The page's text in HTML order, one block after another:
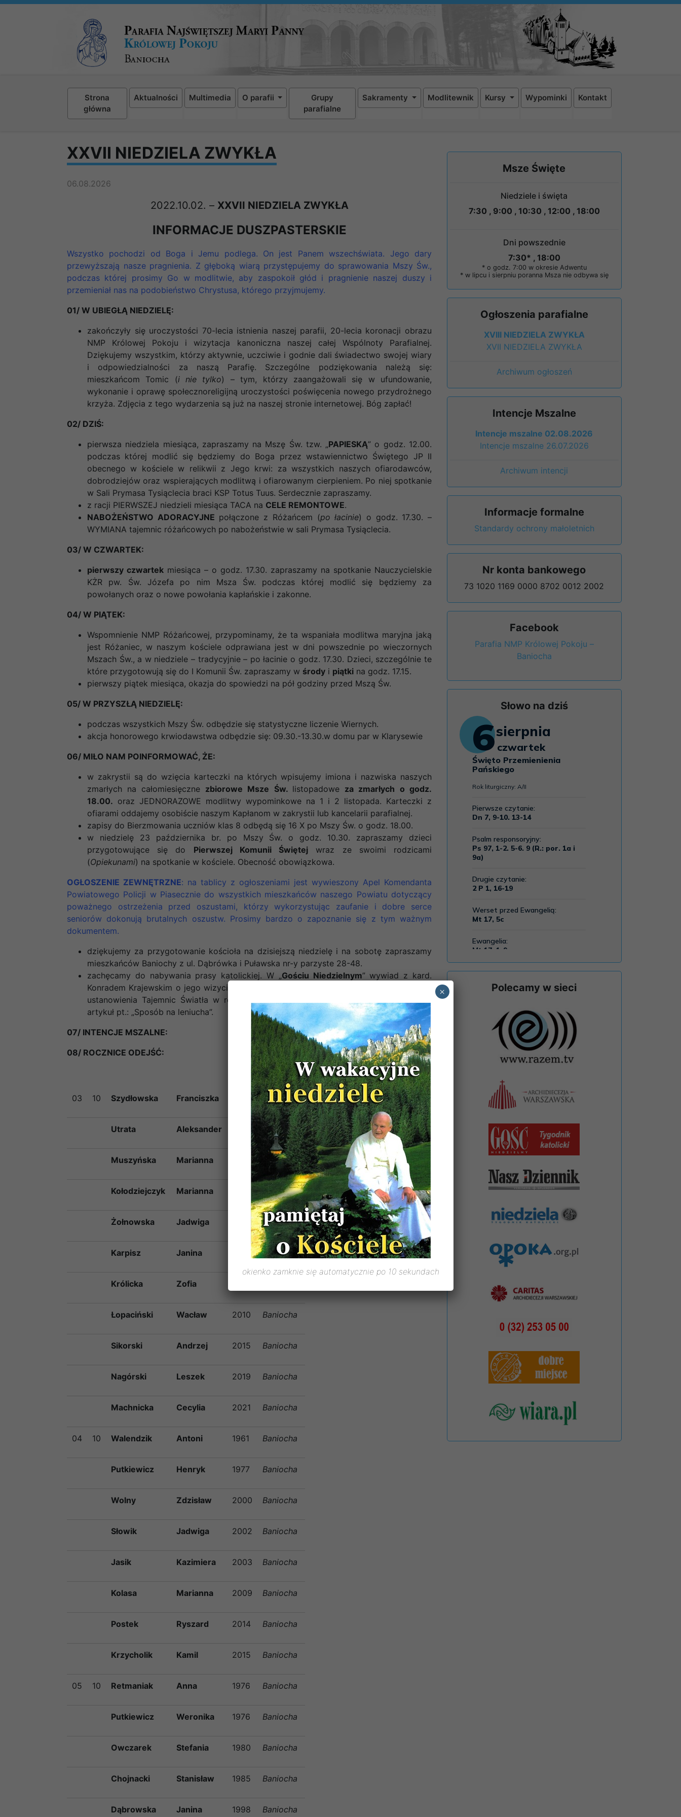
Strona
główna
Aktualności Multimedia O parafii
Grupy
parafialne
Sakramenty Modlitewnik Kursy Wypominki Kontakt
XXVII NIEDZIELA ZWYKŁA
06.08.2026
2022.10.02. – XXVII NIEDZIELA ZWYKŁA
INFORMACJE DUSZPASTERSKIE
Wszystko pochodzi od Boga i Jemu podlega. On jest Panem wszechświata. Jego dary
przewyższają nasze pragnienia. Z głęboką wiarą przystępujemy do sprawowania Mszy Św.,
podczas której prosimy Go w modlitwie, aby zaspokoił głód i pragnienie naszej duszy i
przemieniał nas na podobieństwo Chrystusa, którego przyjmujemy.
01/ W UBIEGŁĄ NIEDZIELĘ:
zakończyły się uroczystości 70-lecia istnienia naszej parafii, 20-lecia koronacji obrazu
NMP Królowej Pokoju i wizytacja kanoniczna naszej całej Wspólnoty Parafialnej.
Dziękujemy wszystkim, którzy aktywnie, uczciwie i godnie dali świadectwo swojej wiary
i odpowiedzialności za naszą Parafię. Szczególne podziękowania należą się:
mieszkańcom Tomic (i nie tylko) – tym, którzy zaangażowali się w ufundowanie,
wykonanie i oprawę społecznoreligijną uroczystości poświęcenia nowego przydrożnego
krzyża. Zdjęcia z tego wydarzenia są już na naszej stronie internetowej. Bóg zapłać!
02/ DZIŚ:
pierwsza niedziela miesiąca, zapraszamy na Mszę Św. tzw. „PAPIESKĄ” o godz. 12.00.
podczas której modlić się będziemy do Boga przez wstawiennictwo Świętego JP II
obecnego w kościele w relikwii z Jego krwi: za wszystkich naszych ofiarodawców,
dobrodziejów oraz wspierających modlitwą i ofiarowanym cierpieniem. Po niej spotkanie
w Sali Prymasa Tysiąclecia braci KSP Totus Tuus. Serdecznie zapraszamy.
z racji PIERWSZEJ niedzieli miesiąca TACA na CELE REMONTOWE.
NABOŻEŃSTWO ADORACYJNE połączone z Różańcem (po łacinie) o godz. 17.30. –
WYMIANA tajemnic różańcowych po nabożeństwie w sali Prymasa Tysiąclecia.
03/ W CZWARTEK:
pierwszy czwartek miesiąca – o godz. 17.30. zapraszamy na spotkanie Nauczycielskie
KŻR pw. Św. Józefa po nim Msza Św. podczas której modlić się będziemy za
powołanych oraz o nowe powołania kapłańskie i zakonne.
04/ W PIĄTEK:
Wspomnienie NMP Różańcowej, przypominamy, że ta wspaniała modlitwa maryjna jaką
jest Różaniec, w naszym kościele odprawiana jest w dni powszednie po wieczornych
Mszach Św., a w niedziele – tradycyjnie – po łacinie o godz. 17.30. Dzieci, szczególnie te
które przygotowują się do I Komunii Św. zapraszamy w środy i piątki na godz. 17.15.
pierwszy piątek miesiąca, okazja do spowiedzi na pół godziny przed Mszą Św.
05/ W PRZYSZŁĄ NIEDZIELĘ:
podczas wszystkich Mszy Św. odbędzie się statystyczne liczenie Wiernych.
akcja honorowego krwiodawstwa odbędzie się: 09.30.-13.30.w domu par w Klarysewie
06/ MIŁO NAM POINFORMOWAĆ, ŻE:
w zakrystii są do wzięcia karteczki na których wpisujemy imiona i nazwiska naszych
zmarłych na całomiesięczne zbiorowe Msze Św. listopadowe za zmarłych o godz.
18.00. oraz JEDNORAZOWE modlitwy wypominkowe na 1 i 2 listopada. Karteczki z
ofiarami oddajemy osobiście naszym Kapłanom w zakrystii lub kancelarii parafialnej.
zapisy do Bierzmowania uczniów klas 8 odbędą się 16 X po Mszy Św. o godz. 18.00.
w niedzielę 23 października br. po Mszy Św. o godz. 10.30. zapraszamy dzieci
przygotowujące się do Pierwszej Komunii Świętej wraz ze swoimi rodzicami
(Opiekunami) na spotkanie w kościele. Obecność obowiązkowa.
OGŁOSZENIE ZEWNĘTRZNE: na tablicy z ogłoszeniami jest wywieszony Apel Komendanta
Powiatowego Policji w Piasecznie do wszystkich mieszkańców naszego Powiatu dotyczący
poważnego ostrzeżenia przed oszustami, którzy wykorzystując zaufanie i dobre serce
seniorów dokonują brutalnych oszustw. Prosimy bardzo o zapoznanie się z tym ważnym
dokumentem.
dziękujemy za przygotowanie kościoła na dzisiejszą niedzielę i na sobotę zapraszamy
mieszkańców Baniochy z ul. Dąbrówka i Puławska nr-y parzyste 28-48.
zachęcamy do nabywania prasy katolickiej. W „Gościu Niedzielnym” wywiad z kard.
Konradem Krajewskim o jego wizycie na Ukrainie; gazeta „
ustanowienia Tajemnic Światła w różańcu, a w „
artykuł pt.: „Sposób na leniucha”.
07/ INTENCJE MSZALNE:
08/ ROCZNICE ODEJŚĆ:
03 10 Szydłowska Franciszka Baniocha
Utrata Aleksander Baniocha
Muszyńska Marianna Baniocha
Kołodziejczyk Marianna Baniocha
Żołnowska Jadwiga G Kalwar
Karpisz Janina Baniocha
Królicka Zofia
Łopaciński Wacław 2010 Baniocha
Sikorski Andrzej 2015 Baniocha
Nagórski Leszek 2019 Baniocha
Machnicka Cecylia 2021 Baniocha
04 10 Walendzik Antoni 1961 Baniocha
Putkiewicz Henryk 1977 Baniocha
Wolny Zdzisław 2000 Baniocha
Słowik Jadwiga 2002 Baniocha
Jasik Kazimiera 2003 Baniocha
Kolasa Marianna 2009 Baniocha
Postek Ryszard 2014 Baniocha
Krzycholik Kamil 2015 Baniocha
05 10 Retmaniak Anna 1976 Baniocha
Putkiewicz Weronika 1976 Baniocha
Owczarek Stefania 1980 Baniocha
Chojnacki Stanisław 1985 Baniocha
Dąbrowska Janina 1998 Baniocha
Msze Święte
Niedziele i święta
7:30 , 9:00 , 10:30 , 12:00 , 18:00
Dni powszednie
7:30* , 18:00
* o godz. 7:00 w okresie Adwentu
* w lipcu i sierpniu poranna Msza nie odbywa się
Ogłoszenia parafialne
XVIII NIEDZIELA ZWYKŁA
XVII NIEDZIELA ZWYKŁA
Archiwum ogłoszeń
Intencje Mszalne
Intencje mszalne 02.08.2026
Intencje mszalne 26.07.2026
Archiwum intencji
Informacje formalne
Standardy ochrony małoletnich
Nr konta bankowego
73 1020 1169 0000 8702 0012 2002
Facebook
Parafia NMP Królowej Pokoju –
Baniocha
Słowo na dziś
Polecamy w sieci
okienko zamknie się automatycznie po 10 sekundach
×